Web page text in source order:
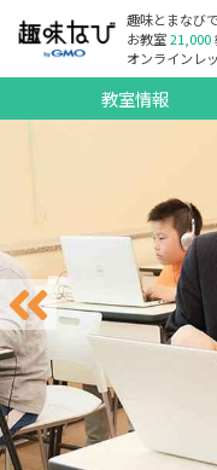
趣味とまなび
お教室21,000
オンラインレ
教室情報